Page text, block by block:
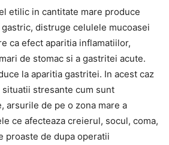
etilic in cantitate mare produce
distruge celulele mucoasei
ca efect aparitia inflamatiilor,
de stomac si a gastritei acute.
la aparitia gastritei. In acest caz
stresante cum sunt
arsurile de pe o zona mare a
ce afecteaza creierul, socul, coma,
proaste de dupa operatii